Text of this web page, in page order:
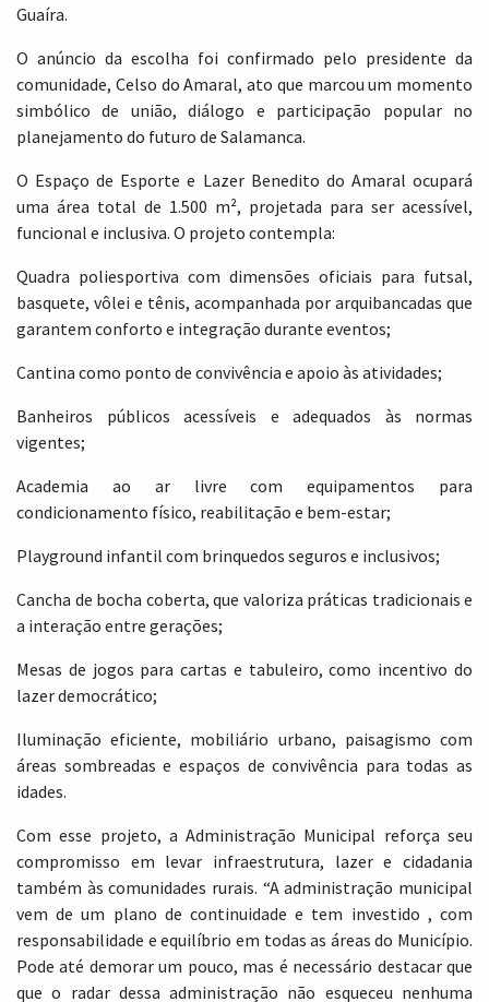
Guaíra.
O anúncio da escolha foi confirmado pelo presidente da
comunidade, Celso do Amaral, ato que marcou um momento
simbólico de união, diálogo e participação popular no
planejamento do futuro de Salamanca.
O Espaço de Esporte e Lazer Benedito do Amaral ocupará
uma área total de 1.500 m², projetada para ser acessível,
funcional e inclusiva. O projeto contempla:
Quadra poliesportiva com dimensões oficiais para futsal,
basquete, vôlei e tênis, acompanhada por arquibancadas que
garantem conforto e integração durante eventos;
Cantina como ponto de convivência e apoio às atividades;
Banheiros públicos acessíveis e adequados às normas
vigentes;
Academia ao ar livre com equipamentos para
condicionamento físico, reabilitação e bem-estar;
Playground infantil com brinquedos seguros e inclusivos;
Cancha de bocha coberta, que valoriza práticas tradicionais e
a interação entre gerações;
Mesas de jogos para cartas e tabuleiro, como incentivo do
lazer democrático;
Iluminação eficiente, mobiliário urbano, paisagismo com
áreas sombreadas e espaços de convivência para todas as
idades.
Com esse projeto, a Administração Municipal reforça seu
compromisso em levar infraestrutura, lazer e cidadania
também às comunidades rurais. “A administração municipal
vem de um plano de continuidade e tem investido , com
responsabilidade e equilíbrio em todas as áreas do Município.
Pode até demorar um pouco, mas é necessário destacar que
que o radar dessa administração não esqueceu nenhuma